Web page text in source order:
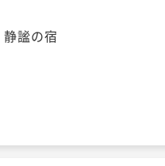
謐の宿